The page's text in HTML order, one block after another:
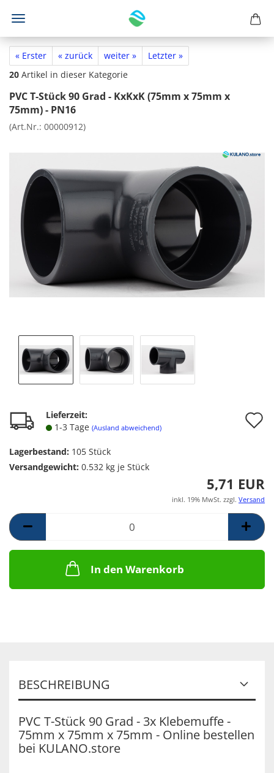
« Erster « zurück weiter »
Letzter »
20 Artikel in dieser Kategorie
PVC T-Stück 90 Grad - KxKxK (75mm x 75mm x
75mm) - PN16
(Art.Nr.: 00000912)
Lieferzeit:
1-3 Tage (Ausland abweichend)
Lagerbestand: 105 Stück
Versandgewicht: 0.532 kg je Stück
5,71 EUR
inkl. 19% MwSt. zzgl. Versand
In den Warenkorb
BESCHREIBUNG
PVC T-Stück 90 Grad - 3x Klebemuffe -
75mm x 75mm x 75mm - Online bestellen
bei KULANO.store